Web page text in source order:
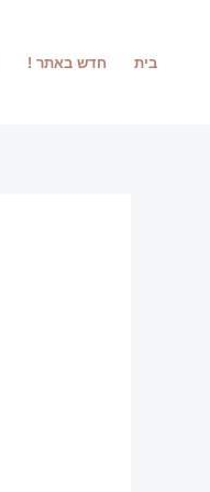
בית חדש באתר !